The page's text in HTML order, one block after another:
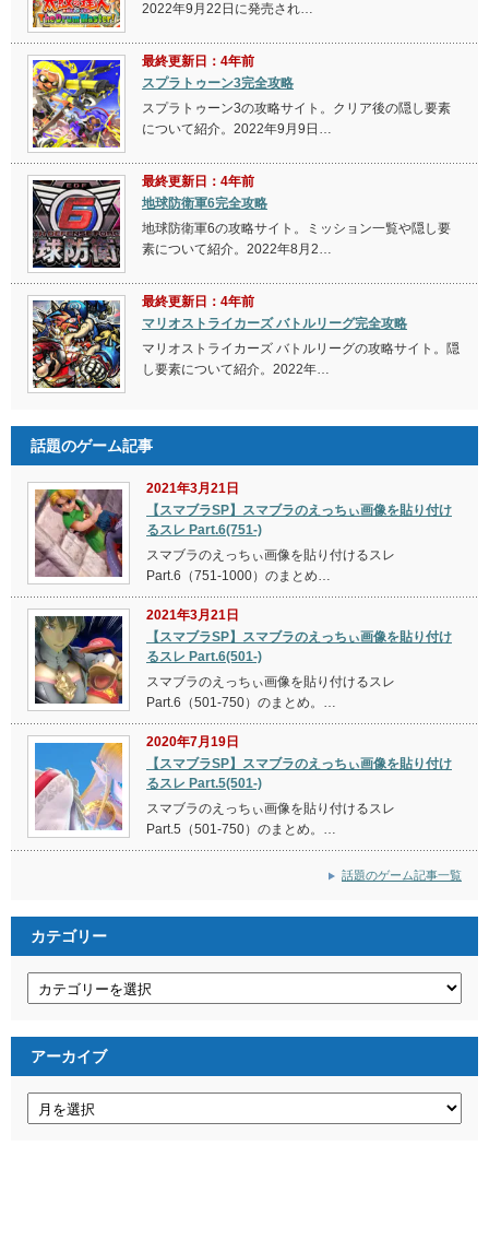
2022年9月22日に発売され…
最終更新日：4年前
スプラトゥーン3完全攻略
スプラトゥーン3の攻略サイト。クリア後の隠し要素
について紹介。2022年9月9日…
最終更新日：4年前
地球防衛軍6完全攻略
地球防衛軍6の攻略サイト。ミッション一覧や隠し要
素について紹介。2022年8月2…
最終更新日：4年前
マリオストライカーズ バトルリーグ完全攻略
マリオストライカーズ バトルリーグの攻略サイト。隠
し要素について紹介。2022年…
話題のゲーム記事
2021年3月21日
【スマブラSP】スマブラのえっちぃ画像を貼り付け
るスレ Part.6(751-)
スマブラのえっちぃ画像を貼り付けるスレ
Part.6（751-1000）のまとめ…
2021年3月21日
【スマブラSP】スマブラのえっちぃ画像を貼り付け
るスレ Part.6(501-)
スマブラのえっちぃ画像を貼り付けるスレ
Part.6（501-750）のまとめ。…
2020年7月19日
【スマブラSP】スマブラのえっちぃ画像を貼り付け
るスレ Part.5(501-)
スマブラのえっちぃ画像を貼り付けるスレ
Part.5（501-750）のまとめ。…
話題のゲーム記事一覧
カテゴリー
アーカイブ